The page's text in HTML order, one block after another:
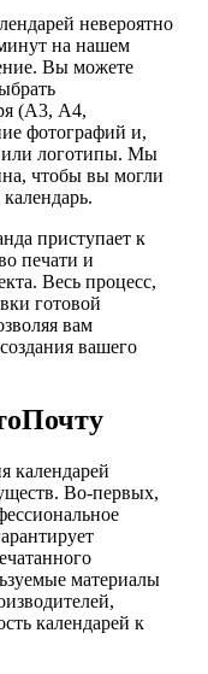
невероятно
на нашем
Вы можете
(А3, А4,
фотографий и,
или логотипы. Мы
чтобы вы могли
приступает к
печати и
Весь процесс,
готовой
вам
вашего
календарей
Во-первых,
материалы
календарей к